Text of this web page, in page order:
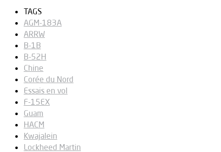
TAGS
AGM-183A
ARRW
B-1B
B-52H
Chine
Corée du Nord
Essais en vol
F-15EX
Guam
HACM
Kwajalein
Lockheed Martin